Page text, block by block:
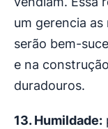
um gerencia as
serão bem-
e na
duradouros.
13. Humildade: